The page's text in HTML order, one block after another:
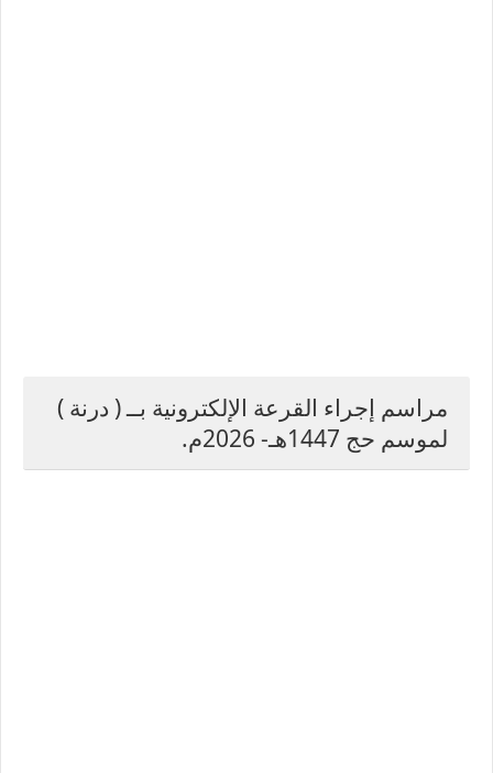
مراسم إجراء القرعة الإلكترونية بــ ( درنة )
لموسم حج 1447هـ- 2026م.